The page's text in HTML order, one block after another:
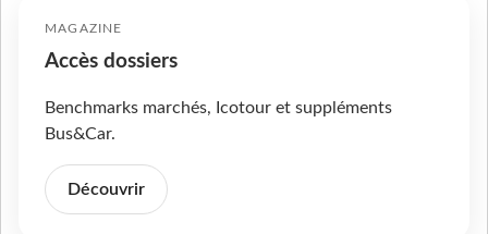
MAGAZINE
Accès dossiers
Benchmarks marchés, Icotour et suppléments
Bus&Car.
Découvrir